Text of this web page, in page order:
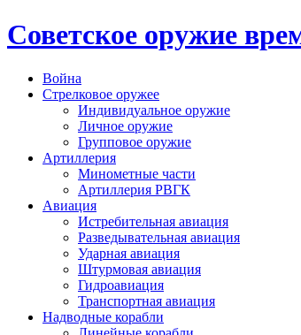
Cоветское оружие
Война
Стрелковое оружее
Индивидуальное оружие
Личное оружие
Групповое оружие
Артиллерия
Минометные части
Артиллерия РВГК
Авиация
Истребительная авиация
Разведывательная авиация
Ударная авиация
Штурмовая авиация
Гидроавиация
Транспортная авиация
Надводные корабли